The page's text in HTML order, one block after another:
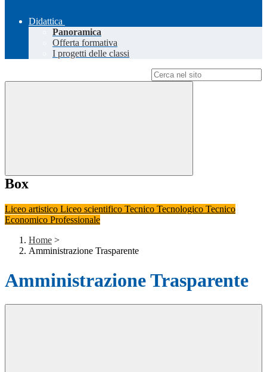
Didattica
Panoramica
Offerta formativa
I progetti delle classi
Box
Liceo artistico Liceo scientifico Tecnico Tecnologico Tecnico
Economico Professionale
Home >
Amministrazione Trasparente
Amministrazione Trasparente